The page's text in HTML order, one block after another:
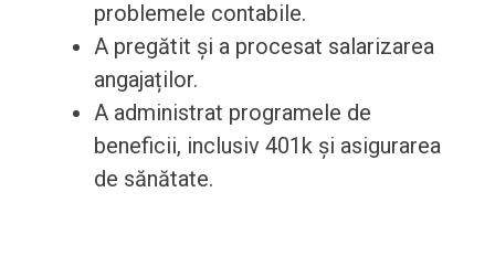
problemele contabile.
A pregătit și a procesat salarizarea
angajaților.
A administrat programele de
beneficii, inclusiv 401k și asigurarea
de sănătate.